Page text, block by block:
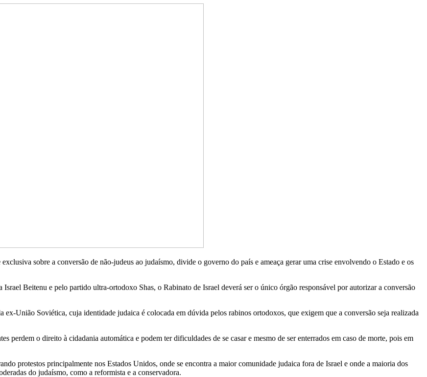
sobre a conversão de não-judeus ao judaísmo, divide o governo do país e ameaça gerar uma crise envolvendo o Estado e os
Beitenu e pelo partido ultra-ortodoxo Shas, o Rabinato de Israel deverá ser o único órgão responsável por autorizar a conversão
União Soviética, cuja identidade judaica é colocada em dúvida pelos rabinos ortodoxos, que exigem que a conversão seja realizada
perdem o direito à cidadania automática e podem ter dificuldades de se casar e mesmo de ser enterrados em caso de morte, pois em
protestos principalmente nos Estados Unidos, onde se encontra a maior comunidade judaica fora de Israel e onde a maioria dos
do judaísmo, como a reformista e a conservadora.